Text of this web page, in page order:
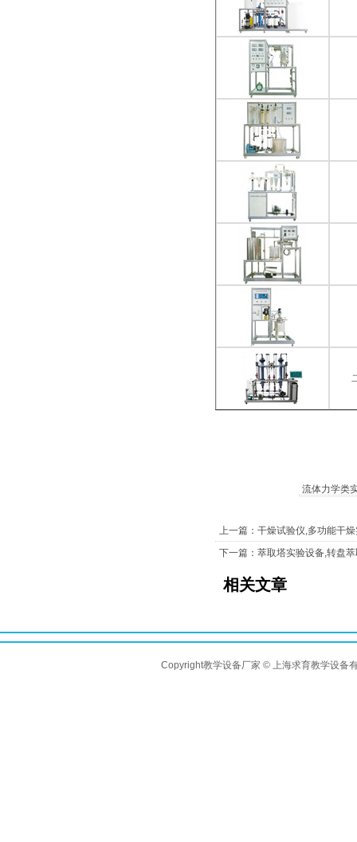
流体力学类
上一篇：干燥试验仪,多功能干
下一篇：萃取塔实验设备,转盘
相关文章
Copyright教学设备厂家 © 上海求育教学设备